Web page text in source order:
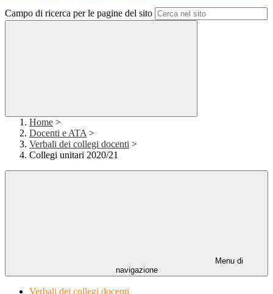
Campo di ricerca per le pagine del sito
Home >
Docenti e ATA >
Verbali dei collegi docenti >
Collegi unitari 2020/21
Menu di
navigazione
Verbali dei collegi docenti